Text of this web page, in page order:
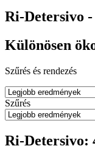
Ri-Detersivo
Különösen
Szűrés és rendezés
Szűrés
Ri-Detersivo: